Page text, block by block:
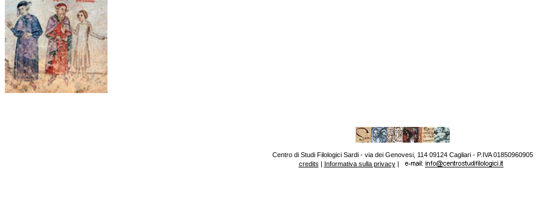
Centro di Studi Filologici Sardi - via dei Genovesi, 114 09124 Cagliari - P.IVA 01850960905
credits | Informativa sulla privacy|